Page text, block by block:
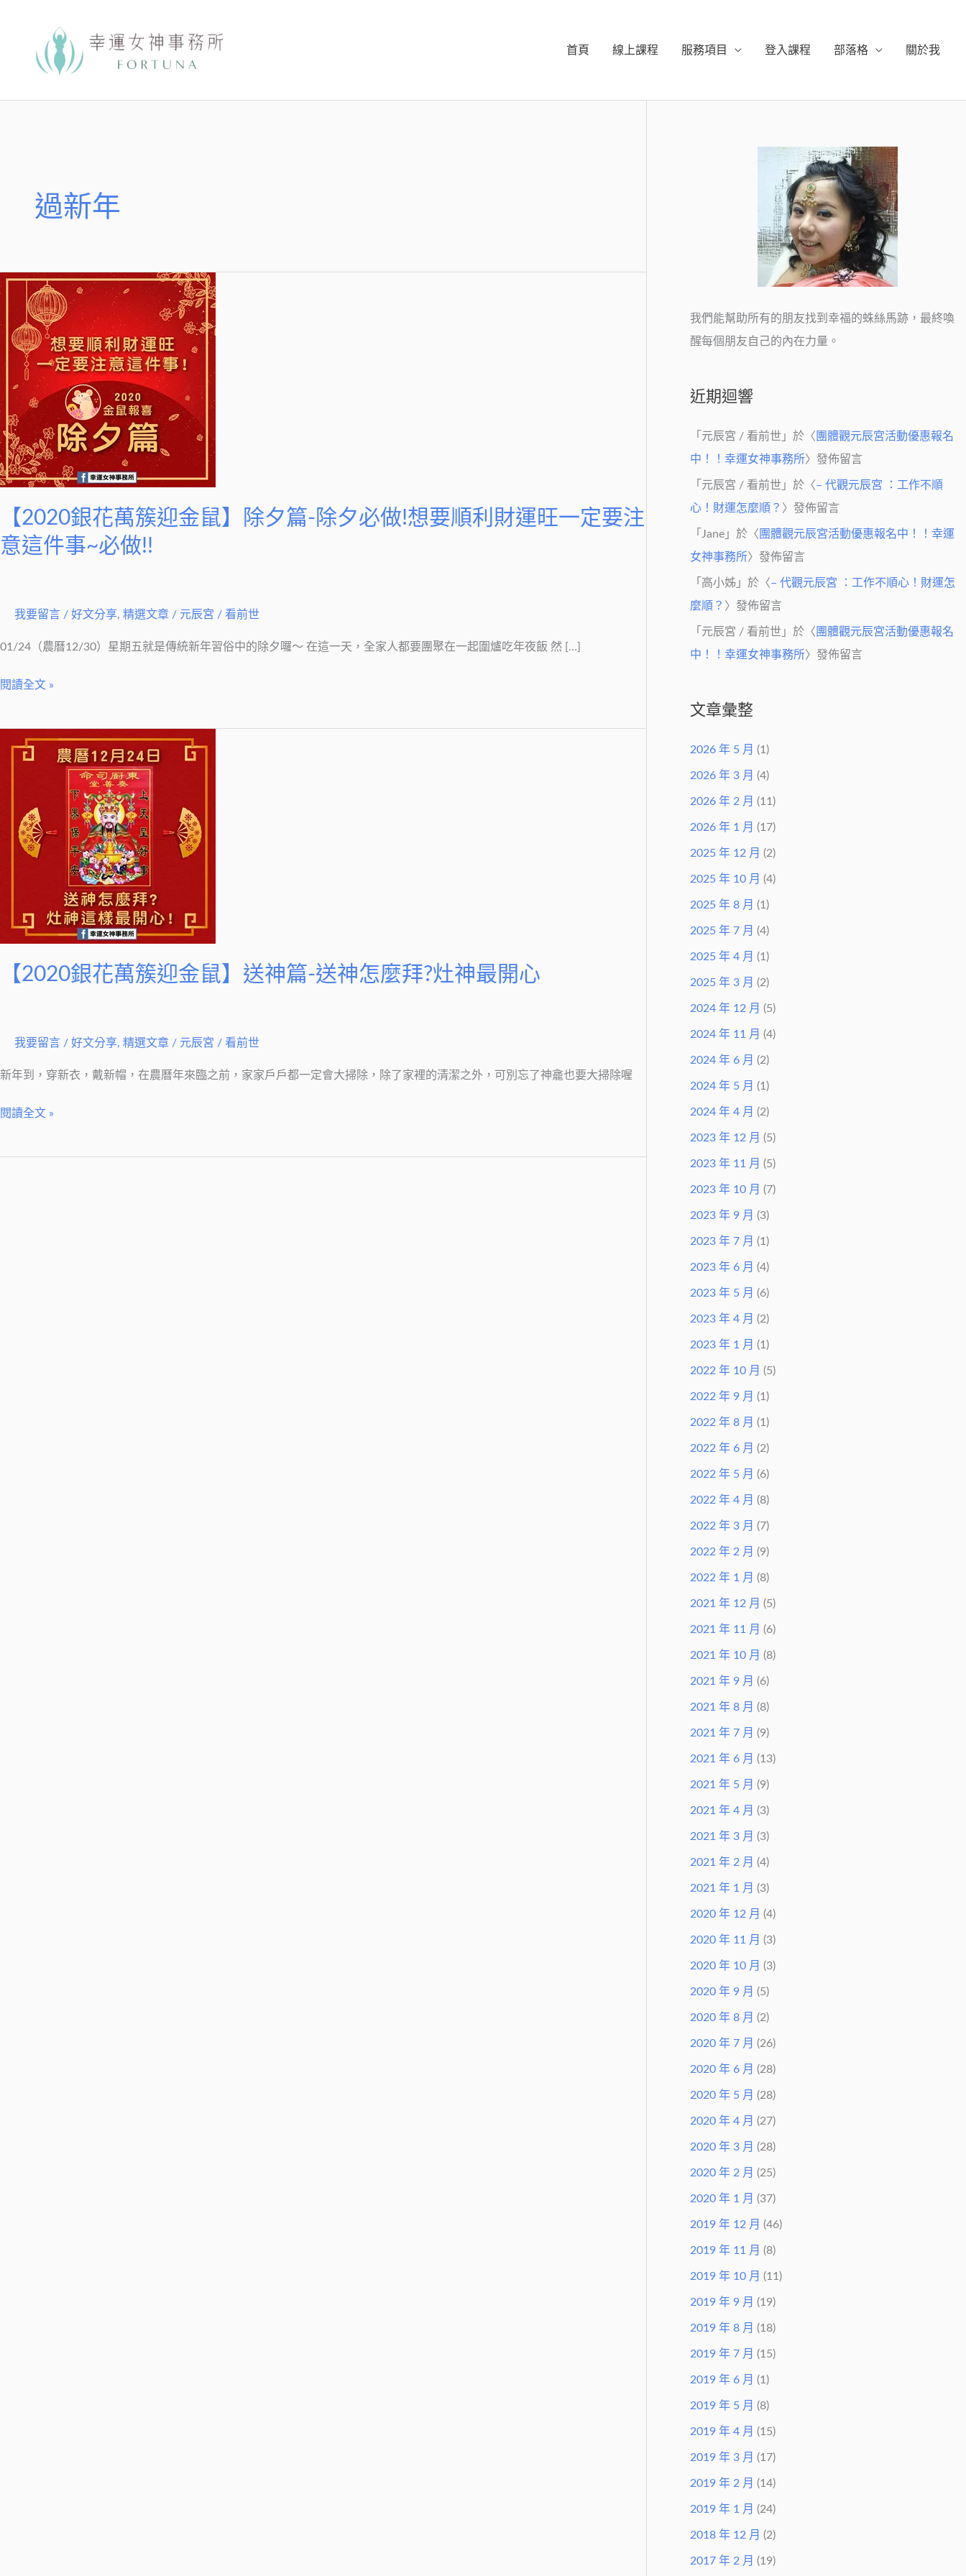
首頁 線上課程 服務項目 登入課程 部落格 關於我
過新年
【2020銀花萬簇迎金鼠】除夕篇-除夕必做!想要順利財運旺一定要注
意這件事~必做!!
我要留言 / 好文分享, 精選文章 / 元辰宮 / 看前世
01/24（農曆12/30）星期五就是傳統新年習俗中的除夕囉～ 在這一天，全家人都要團聚在一起圍爐吃年夜飯 然 […]
【2020
花
簇
金
鼠】
除
夕
篇-
夕
必
財
閱讀全文 »
【2020銀花萬簇迎金鼠】送神篇-送神怎麼拜?灶神最開心
我要留言 / 好文分享, 精選文章 / 元辰宮 / 看前世
新年到，穿新衣，戴新帽，在農曆年來臨之前，家家戶戶都一定會大掃除，除了家裡的清潔之外，可別忘了神龕也要大掃除喔
【2020
篇-
灶
最
心
閱讀全文 »
我們能幫助所有的朋友找到幸福的蛛絲馬跡，最終喚
醒每個朋友自己的內在力量。
近期迴響
「 元辰宮 / 看前世 」於〈 團體觀元辰宮活動優惠報名
中！！幸運女神事務所〉發佈留言
「 元辰宮 / 看前世 」於〈– 代觀元辰宮 ：工作不順
心！財運怎麼順？ 〉發佈留言
「 Jane 」於〈 團體觀元辰宮活動優惠報名中！！幸運
女神事務所〉發佈留言
「 高小姊 」於〈– 代觀元辰宮 ：工作不順心！財運怎
麼順？ 〉發佈留言
「 元辰宮 / 看前世 」於〈 團體觀元辰宮活動優惠報名
中！！幸運女神事務所〉發佈留言
文章彙整
2026 年 5 月 (1)
2026 年 3 月 (4)
2026 年 2 月 (11)
2026 年 1 月 (17)
2025 年 12 月 (2)
2025 年 10 月 (4)
2025 年 8 月 (1)
2025 年 7 月 (4)
2025 年 4 月 (1)
2025 年 3 月 (2)
2024 年 12 月 (5)
2024 年 11 月 (4)
2024 年 6 月 (2)
2024 年 5 月 (1)
2024 年 4 月 (2)
2023 年 12 月 (5)
2023 年 11 月 (5)
2023 年 10 月 (7)
2023 年 9 月 (3)
2023 年 7 月 (1)
2023 年 6 月 (4)
2023 年 5 月 (6)
2023 年 4 月 (2)
2023 年 1 月 (1)
2022 年 10 月 (5)
2022 年 9 月 (1)
2022 年 8 月 (1)
2022 年 6 月 (2)
2022 年 5 月 (6)
2022 年 4 月 (8)
2022 年 3 月 (7)
2022 年 2 月 (9)
2022 年 1 月 (8)
2021 年 12 月 (5)
2021 年 11 月 (6)
2021 年 10 月 (8)
2021 年 9 月 (6)
2021 年 8 月 (8)
2021 年 7 月 (9)
2021 年 6 月 (13)
2021 年 5 月 (9)
2021 年 4 月 (3)
2021 年 3 月 (3)
2021 年 2 月 (4)
2021 年 1 月 (3)
2020 年 12 月 (4)
2020 年 11 月 (3)
2020 年 10 月 (3)
2020 年 9 月 (5)
2020 年 8 月 (2)
2020 年 7 月 (26)
2020 年 6 月 (28)
2020 年 5 月 (28)
2020 年 4 月 (27)
2020 年 3 月 (28)
2020 年 2 月 (25)
2020 年 1 月 (37)
2019 年 12 月 (46)
2019 年 11 月 (8)
2019 年 10 月 (11)
2019 年 9 月 (19)
2019 年 8 月 (18)
2019 年 7 月 (15)
2019 年 6 月 (1)
2019 年 5 月 (8)
2019 年 4 月 (15)
2019 年 3 月 (17)
2019 年 2 月 (14)
2019 年 1 月 (24)
2018 年 12 月 (2)
2017 年 2 月 (19)